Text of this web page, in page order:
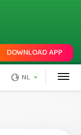
DOWNLOAD APP
NL